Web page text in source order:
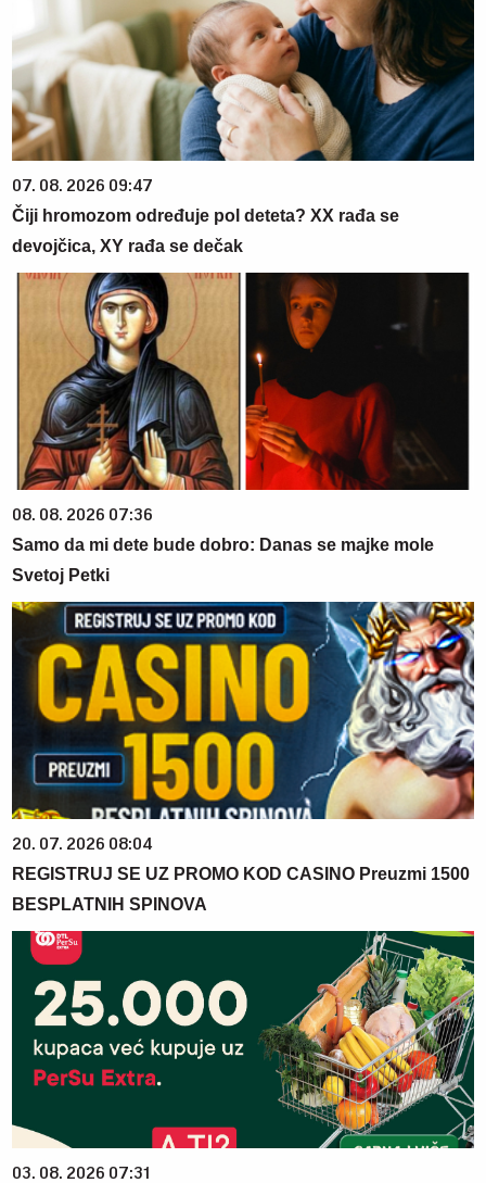
07. 08. 2026 09:47
Čiji hromozom određuje pol deteta? XX rađa se
devojčica, XY rađa se dečak
08. 08. 2026 07:36
Samo da mi dete bude dobro: Danas se majke mole
Svetoj Petki
20. 07. 2026 08:04
REGISTRUJ SE UZ PROMO KOD CASINO Preuzmi 1500
BESPLATNIH SPINOVA
03. 08. 2026 07:31